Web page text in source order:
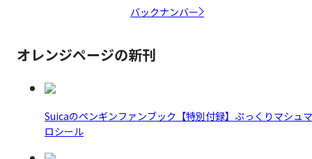
バックナンバー
オレンジページの新刊
Suicaのペンギンファンブック【特別付録】ぷっくりマシュマ
ロシール